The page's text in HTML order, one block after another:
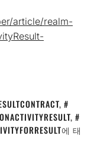
article/realm-
,
ONACTIVITYRESULT,
에 태